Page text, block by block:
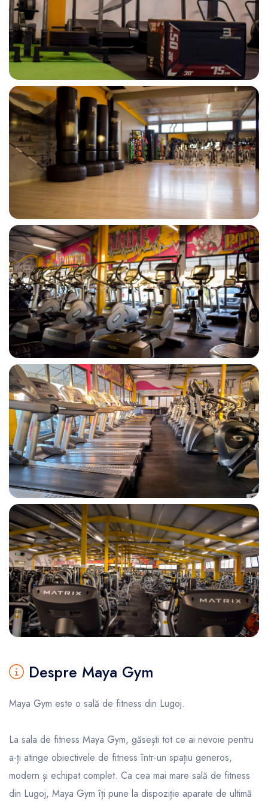
Despre Maya Gym
Maya Gym este o sală de fitness din Lugoj.
La sala de fitness Maya Gym, găsești tot ce ai nevoie pentru
a-ți atinge obiectivele de fitness într-un spațiu generos,
modern și echipat complet. Ca cea mai mare sală de fitness
din Lugoj, Maya Gym îți pune la dispoziție aparate de ultimă